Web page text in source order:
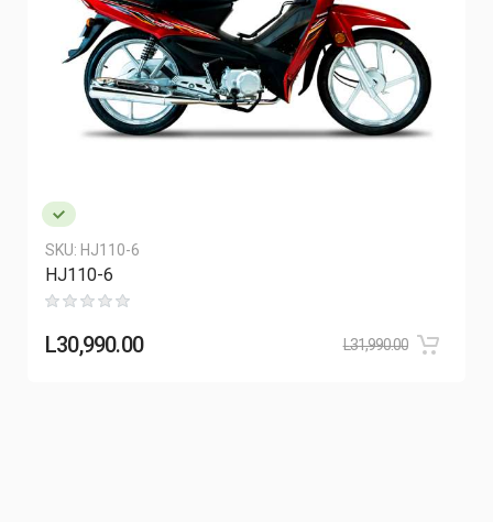
SKU: HJ110-6
HJ110-6
L30,990.00 L31,990.00